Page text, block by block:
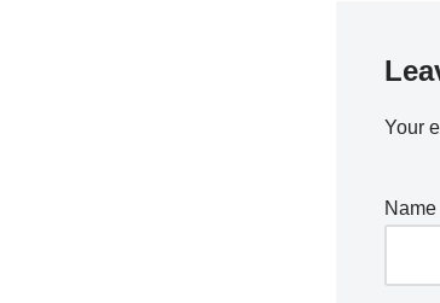
Your
Name